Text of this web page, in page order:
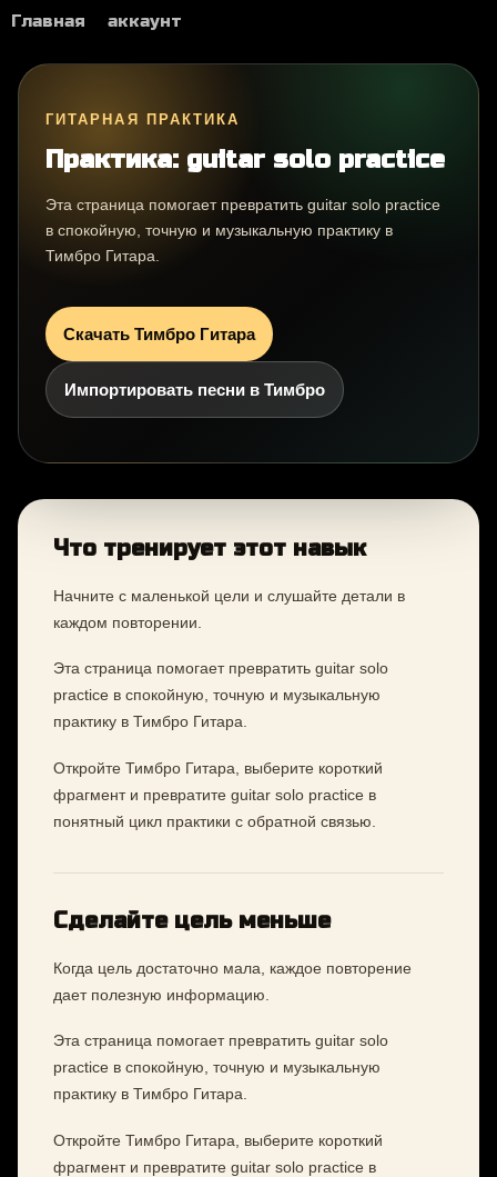
Главная аккаунт
ГИТАРНАЯ ПРАКТИКА
Практика: guitar solo practice
Эта страница помогает превратить guitar solo practice
в спокойную, точную и музыкальную практику в
Тимбро Гитара.
Скачать Тимбро Гитара
Импортировать песни в Тимбро
Что тренирует этот навык
Начните с маленькой цели и слушайте детали в
каждом повторении.
Эта страница помогает превратить guitar solo
practice в спокойную, точную и музыкальную
практику в Тимбро Гитара.
Откройте Тимбро Гитара, выберите короткий
фрагмент и превратите guitar solo practice в
понятный цикл практики с обратной связью.
Сделайте цель меньше
Когда цель достаточно мала, каждое повторение
дает полезную информацию.
Эта страница помогает превратить guitar solo
practice в спокойную, точную и музыкальную
практику в Тимбро Гитара.
Откройте Тимбро Гитара, выберите короткий
фрагмент и превратите guitar solo practice в